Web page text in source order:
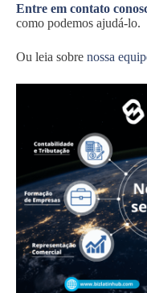
Entre em contato
como podemos ajudá-lo.
Ou leia sobre nossa